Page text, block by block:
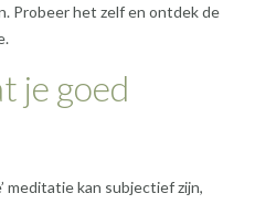
Probeer het zelf en ontdek de
je goed
meditatie kan subjectief zijn,